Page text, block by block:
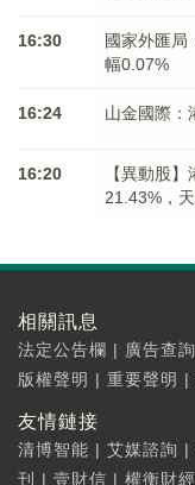
16:30
國家外匯局
幅0.07%
16:24 山金國際：
16:20
【異動股
21.43%，
相關訊息
法定公告欄 | 廣告查詢
版權聲明 | 重要聲明 |
友情鏈接
清博智能 | 艾媒諮詢 |
刊
| 壹財信 | 權衡財經